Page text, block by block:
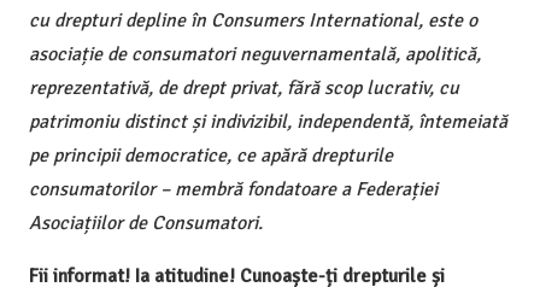
cu drepturi depline în Consumers International, este o
asociație de consumatori neguvernamentală, apolitică,
reprezentativă, de drept privat, fără scop lucrativ, cu
patrimoniu distinct și indivizibil, independentă, întemeiată
pe principii democratice, ce apără drepturile
consumatorilor – membră fondatoare a Federației
Asociațiilor de Consumatori.
Fii informat! Ia atitudine! Cunoaște-ți drepturile și